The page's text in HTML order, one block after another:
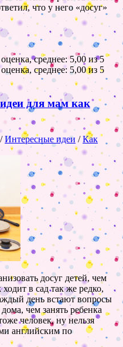
что у него «досуг»
для мам как
/Интересные идеи /Как
досуг детей, чем
в сад так же редко,
день встают вопросы
чем занять ребенка
человек, ну нельзя
английским по